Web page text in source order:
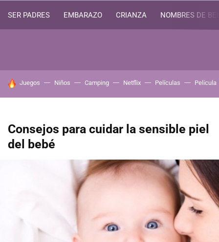
SER PADRES EMBARAZO CRIANZA NOMBRES DE
HOY SE HABLA DE
Juegos Niños Camping Netflix Películas Película
Consejos para cuidar la sensible piel
del bebé